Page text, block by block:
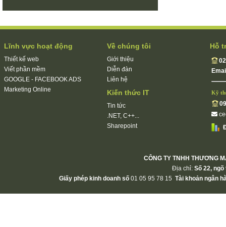
Lĩnh vực hoạt động
Thiết kế web
Viết phần mềm
GOOGLE - FACEBOOK ADS
Marketing Online
Về chúng tôi
Giới thiệu
Diễn đàn
Liên hệ
Kiến thức IT
Tin tức
.NET, C++...
Sharepoint
Hỗ
Kỹ
CÔNG TY TNHH THƯƠNG
Địa chỉ: Số 22, ngõ
Giấy phép kinh doanh số 01 05 95 78 15 Tài khoản ngân